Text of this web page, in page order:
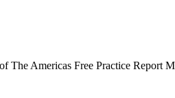
The Americas Free Practice Report